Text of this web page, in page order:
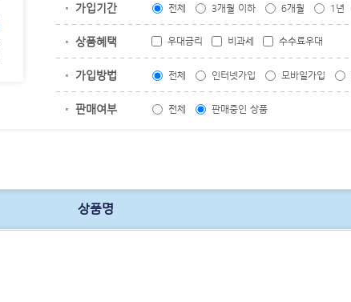
가입기간 전체 3개월 이하 6개월 1년
상품혜택 우대금리 비과세 수수료우대
가입방법 전체 인터넷가입 모바일가입
판매여부 전체 판매중인 상품
상품명